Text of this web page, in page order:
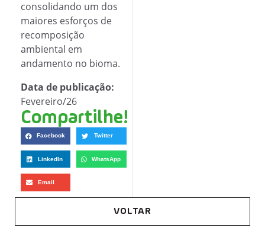
consolidando um dos
maiores esforços de
recomposição
ambiental em
andamento no bioma.
Data de publicação:
Fevereiro/26
Compartilhe!
Facebook Twitter
LinkedIn WhatsApp
Email
VOLTAR